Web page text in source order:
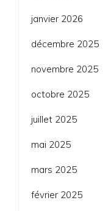
janvier 2026
décembre 2025
novembre 2025
octobre 2025
juillet 2025
mai 2025
mars 2025
février 2025